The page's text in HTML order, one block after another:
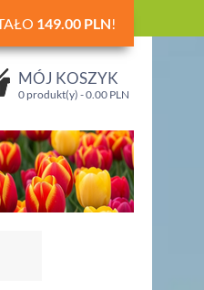
149.00 PLN!
MÓJ KOSZYK
0 produkt(y) -0.00 PLN